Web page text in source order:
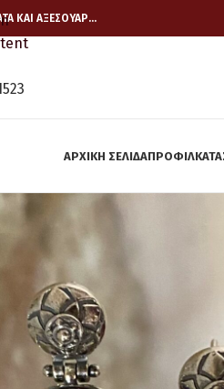
ΚΑΙ ΑΞΕΣΟΥΑΡ…
ΑΡΧΙΚΉ ΣΕΛΊΔΑΠΡΟΦΙΛ